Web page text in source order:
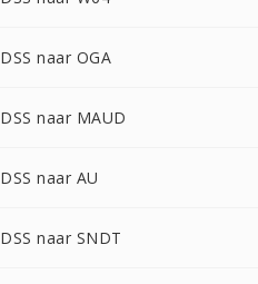
DSS naar OGA
DSS naar MAUD
DSS naar AU
DSS naar SNDT